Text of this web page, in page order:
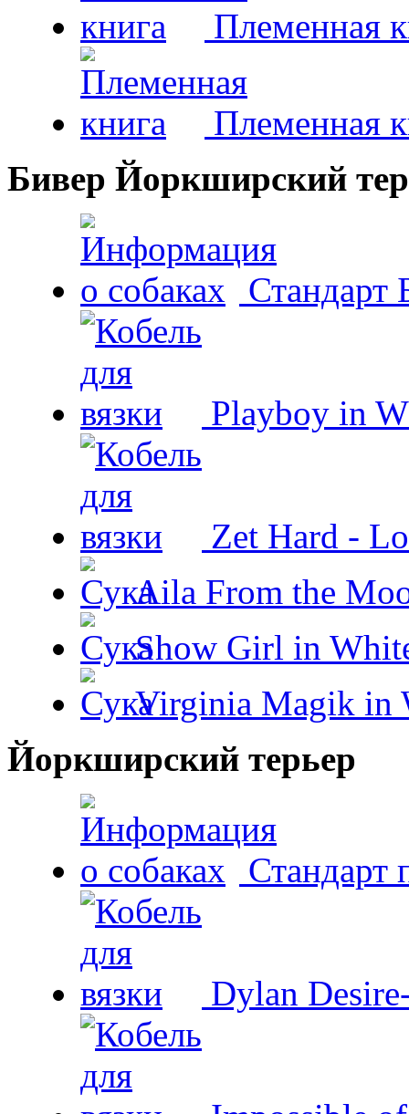
Племенная
Племенная
Бивер Йоркширский
Стандарт
Playboy in
Zet Hard -
Aila From the
Show Girl in
Virginia Magik in
Йоркширский терьер
Dylan